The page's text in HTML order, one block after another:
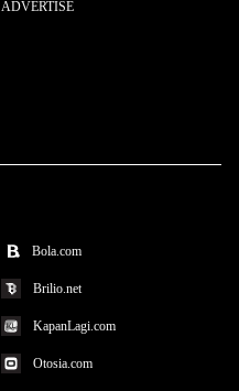
ADVERTISE
Bola.com
Brilio.net
KapanLagi.com
Otosia.com